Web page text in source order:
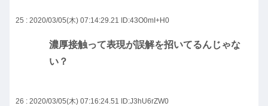
25 : 2020/03/05(木) 07:14:29.21 ID:43O0mI+H0
濃厚接触って表現が誤解を招いてるんじゃな
い？
26 : 2020/03/05(木) 07:16:24.51 ID:J3hU6rZW0